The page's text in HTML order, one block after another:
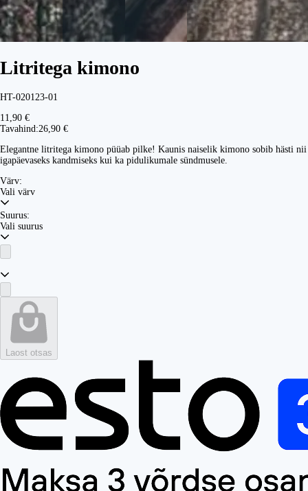
Litritega kimono
HT-020123-01
11,90 €
Tavahind:26,90 €
Elegantne litritega kimono püüab pilke! Kaunis naiselik kimono sobib hästi nii
igapäevaseks kandmiseks kui ka pidulikumale sündmusele.
Värv:
Vali värv
Suurus:
Vali suurus
Laost otsas